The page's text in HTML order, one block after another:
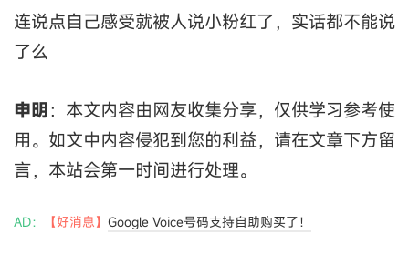
连说点自己感受就被人说小粉红了，实话都不能说
了么
申明：本文内容由网友收集分享，仅供学习参考使
用。如文中内容侵犯到您的利益，请在文章下方留
言，本站会第一时间进行处理。
AD： 【好消息】 Google Voice号码支持自助购买了！